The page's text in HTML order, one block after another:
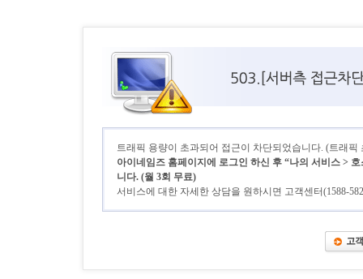
트래픽 용량이 초과되어 접근이 차단되었습니다. (트래픽
아이네임즈 홈페이지에 로그인 하신 후 “나의 서비스 >
니다. (월 3회 무료)
서비스에 대한 자세한 상담을 원하시면 고객센터(1588-